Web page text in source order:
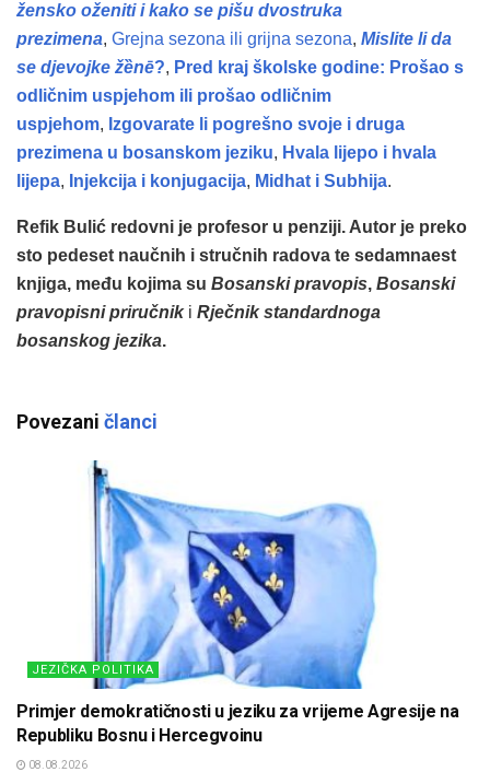
žensko oženiti i kako se pišu dvostruka
prezimena, Grejna sezona ili grijna sezona, Mislite li da
se djevojke žȅnē?, Pred kraj školske godine: Prošao s
odličnim uspjehom ili prošao odličnim
uspjehom, Izgovarate li pogrešno svoje i druga
prezimena u bosanskom jeziku, Hvala lijepo i hvala
lijepa, Injekcija i konjugacija, Midhat i Subhija.
Refik Bulić redovni je profesor u penziji. Autor je preko
sto pedeset naučnih i stručnih radova te sedamnaest
knjiga, među kojima su Bosanski pravopis, Bosanski
pravopisni priručnik i Rječnik standardnoga
bosanskog jezika.
Povezani članci
JEZIČKA POLITIKA
Primjer demokratičnosti u jeziku za vrijeme Agresije na
Republiku Bosnu i Hercegvoinu
08.08.2026